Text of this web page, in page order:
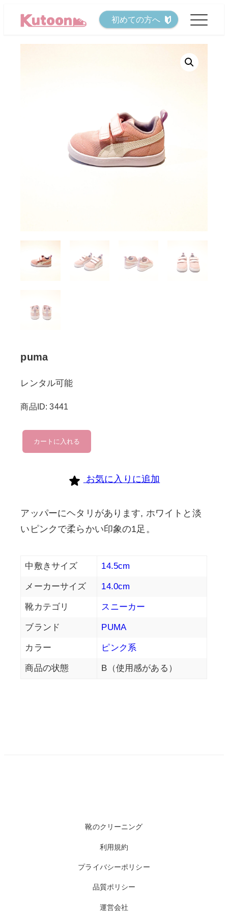
初めての方へ
puma
レンタル可能
商品ID: 3441
puma
個
カートに入れる
お気に入りに追加
アッパーにヘタリがあります, ホワイトと淡
いピンクで柔らかい印象の1足。
中敷きサイズ 14.5cm
メーカーサイズ 14.0cm
靴カテゴリ スニーカー
ブランド PUMA
カラー ピンク系
商品の状態 B（使用感がある）
靴のクリーニング
利用規約
プライバシーポリシー
品質ポリシー
運営会社